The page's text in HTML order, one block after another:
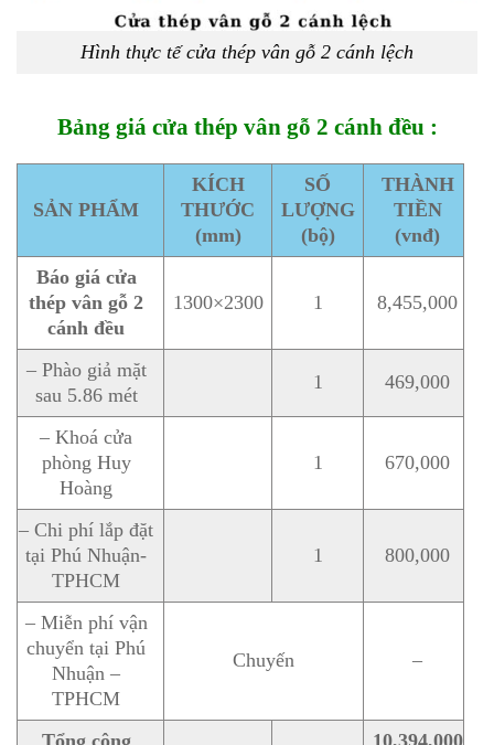
Hình thực tế cửa thép vân gỗ 2 cánh lệch
Bảng giá cửa thép vân gỗ 2 cánh đều :
SẢN PHẨM
KÍCH
THƯỚC
(mm)
SỐ
LƯỢNG
(bộ)
THÀNH
TIỀN
(vnđ)
Báo giá cửa
thép vân gỗ 2
cánh đều
1300×2300 1 8,455,000
– Phào giả mặt
sau 5.86 mét
1 469,000
– Khoá cửa
phòng Huy
Hoàng
1 670,000
– Chi phí lắp đặt
tại Phú Nhuận-
TPHCM
1 800,000
– Miễn phí vận
chuyển tại Phú
Nhuận –
TPHCM
Chuyến –